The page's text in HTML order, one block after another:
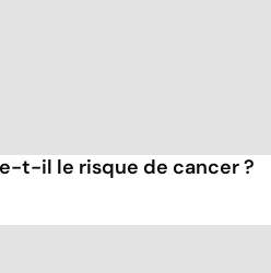
t-il le risque de cancer ?